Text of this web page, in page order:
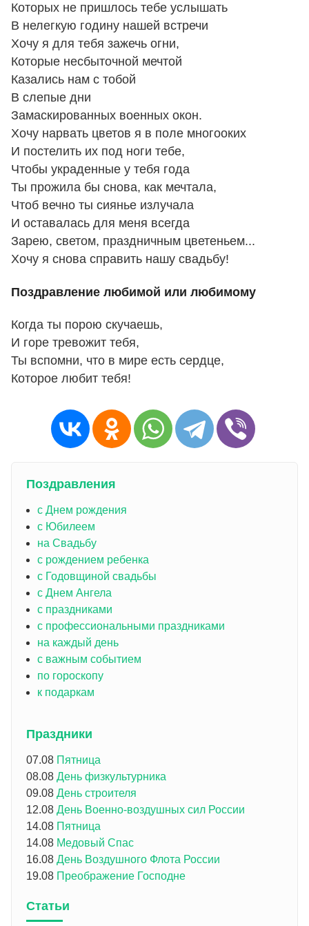
Которых не пришлось тебе услышать
В нелегкую годину нашей встречи
Хочу я для тебя зажечь огни,
Которые несбыточной мечтой
Казались нам с тобой
В слепые дни
Замаскированных военных окон.
Хочу нарвать цветов я в поле многооких
И постелить их под ноги тебе,
Чтобы украденные у тебя года
Ты прожила бы снова, как мечтала,
Чтоб вечно ты сиянье излучала
И оставалась для меня всегда
Зарею, светом, праздничным цветеньем...
Хочу я снова справить нашу свадьбу!
Поздравление любимой или любимому
Когда ты порою скучаешь,
И горе тревожит тебя,
Ты вспомни, что в мире есть сердце,
Которое любит тебя!
Поздравления
с Днем рождения
с Юбилеем
на Свадьбу
с рождением ребенка
с Годовщиной свадьбы
с Днем Ангела
с праздниками
с профессиональными праздниками
на каждый день
с важным событием
по гороскопу
к подаркам
Праздники
07.08 Пятница
08.08 День физкультурника
09.08 День строителя
12.08 День Военно-воздушных сил России
14.08 Пятница
14.08 Медовый Спас
16.08 День Воздушного Флота России
19.08 Преображение Господне
Статьи